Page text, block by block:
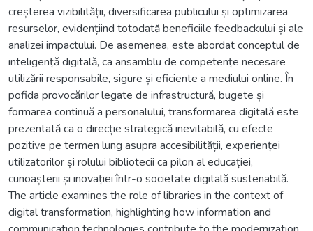
creșterea vizibilității, diversificarea publicului și optimizarea
resurselor, evidențiind totodată beneficiile feedbackului și ale
analizei impactului. De asemenea, este abordat conceptul de
inteligență digitală, ca ansamblu de competențe necesare
utilizării responsabile, sigure și eficiente a mediului online. În
pofida provocărilor legate de infrastructură, bugete și
formarea continuă a personalului, transformarea digitală este
prezentată ca o direcție strategică inevitabilă, cu efecte
pozitive pe termen lung asupra accesibilității, experienței
utilizatorilor și rolului bibliotecii ca pilon al educației,
cunoașterii și inovației într-o societate digitală sustenabilă.
The article examines the role of libraries in the context of
digital transformation, highlighting how information and